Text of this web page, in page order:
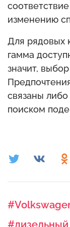
изменению
Для рядовых
гамма
значит,
связаны либо
поиском
#дизельный